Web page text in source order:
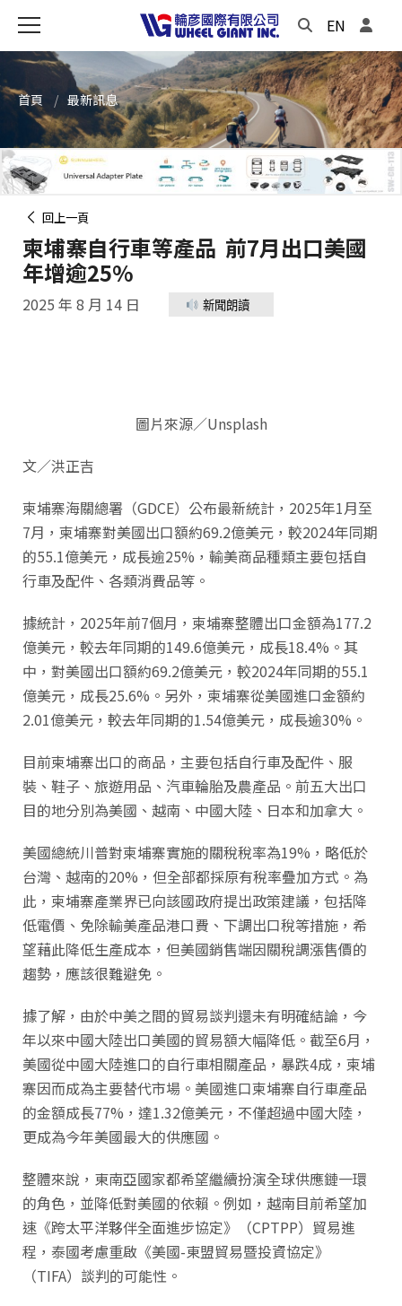
EN
首頁 最新訊息
回上一頁
柬埔寨自行車等產品 前7月出口美國
年增逾25%
2025 年 8 月 14 日 新聞朗讀
圖片來源／Unsplash
文／洪正吉
柬埔寨海關總署（GDCE）公布最新統計，2025年1月至
7月，柬埔寨對美國出口額約69.2億美元，較2024年同期
的55.1億美元，成長逾25%，輸美商品種類主要包括自
行車及配件、各類消費品等。
據統計，2025年前7個月，柬埔寨整體出口金額為177.2
億美元，較去年同期的149.6億美元，成長18.4%。其
中，對美國出口額約69.2億美元，較2024年同期的55.1
億美元，成長25.6%。另外，柬埔寨從美國進口金額約
2.01億美元，較去年同期的1.54億美元，成長逾30%。
目前柬埔寨出口的商品，主要包括自行車及配件、服
裝、鞋子、旅遊用品、汽車輪胎及農產品。前五大出口
目的地分別為美國、越南、中國大陸、日本和加拿大。
美國總統川普對柬埔寨實施的關稅稅率為19%，略低於
台灣、越南的20%，但全部都採原有稅率疊加方式。為
此，柬埔寨產業界已向該國政府提出政策建議，包括降
低電價、免除輸美產品港口費、下調出口稅等措施，希
望藉此降低生產成本，但美國銷售端因關稅調漲售價的
趨勢，應該很難避免。
據了解，由於中美之間的貿易談判還未有明確結論，今
年以來中國大陸出口美國的貿易額大幅降低。截至6月，
美國從中國大陸進口的自行車相關產品，暴跌4成，柬埔
寨因而成為主要替代市場。美國進口柬埔寨自行車產品
的金額成長77%，達1.32億美元，不僅超過中國大陸，
更成為今年美國最大的供應國。
整體來說，東南亞國家都希望繼續扮演全球供應鏈一環
的角色，並降低對美國的依賴。例如，越南目前希望加
速《跨太平洋夥伴全面進步協定》（CPTPP）貿易進
程，泰國考慮重啟《美國-東盟貿易暨投資協定》
（TIFA）談判的可能性。